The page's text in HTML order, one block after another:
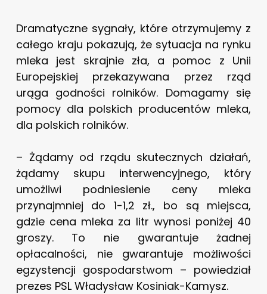
Dramatyczne sygnały, które otrzymujemy z
całego kraju pokazują, że sytuacja na rynku
mleka jest skrajnie zła, a pomoc z Unii
Europejskiej przekazywana przez rząd
urąga godności rolników. Domagamy się
pomocy dla polskich producentów mleka,
dla polskich rolników.
– Żądamy od rządu skutecznych działań,
żądamy skupu interwencyjnego, który
umożliwi podniesienie ceny mleka
przynajmniej do 1-1,2 zł., bo są miejsca,
gdzie cena mleka za litr wynosi poniżej 40
groszy. To nie gwarantuje żadnej
opłacalności, nie gwarantuje możliwości
egzystencji gospodarstwom – powiedział
prezes PSL Władysław Kosiniak-Kamysz.